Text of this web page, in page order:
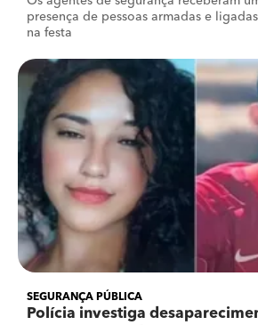
presença de pessoas armadas e
na festa
SEGURANÇA PÚBLICA
Polícia investiga